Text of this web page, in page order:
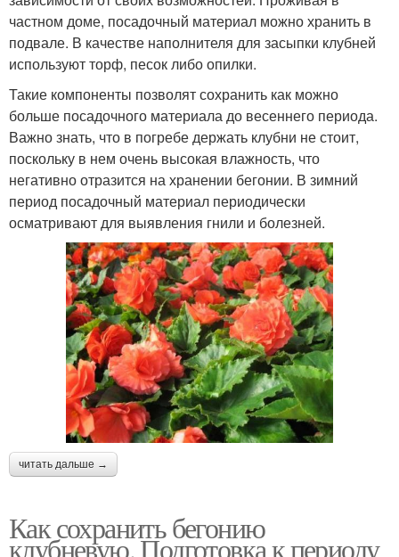
частном доме, посадочный материал можно хранить в
подвале. В качестве наполнителя для засыпки клубней
используют торф, песок либо опилки.
Такие компоненты позволят сохранить как можно
больше посадочного материала до весеннего периода.
Важно знать, что в погребе держать клубни не стоит,
поскольку в нем очень высокая влажность, что
негативно отразится на хранении бегонии. В зимний
период посадочный материал периодически
осматривают для выявления гнили и болезней.
читать дальше →
Как сохранить бегонию
клубневую. Подготовка к периоду